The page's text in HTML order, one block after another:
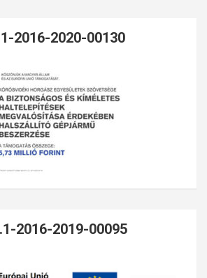
2016-2020-00130
2016-2019-00095